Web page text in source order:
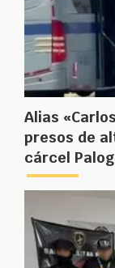
Alias
presos de
cárcel